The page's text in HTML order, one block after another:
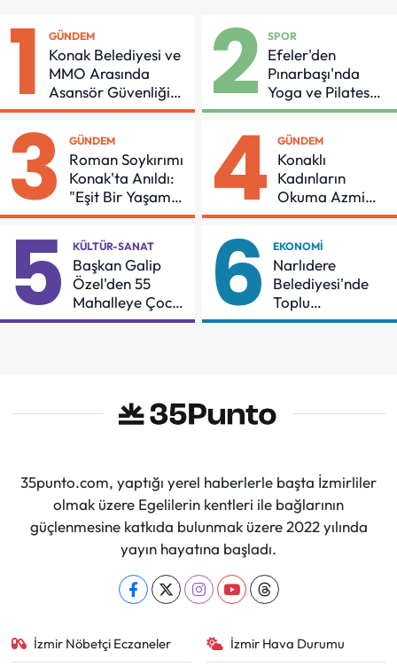
1 GÜNDEM
Konak Belediyesi ve
MMO Arasında
Asansör Güvenliği
İçin Önemli Protokol
2 SPOR
Efeler'den
Pınarbaşı'nda
Yoga ve Pilates
Buluşması
3 GÜNDEM
Roman Soykırımı
Konak'ta Anıldı:
"Eşit Bir Yaşam
İçin Mücadeleyi
4 GÜNDEM
Konaklı
Kadınların
Okuma Azmi
Örnek Oldu
5 KÜLTÜR-SANAT
Başkan Galip
Özel'den 55
Mahalleye Çocuk
Şenliği
6 EKONOMI
Narlıdere
Belediyesi'nde
Toplu
Sözleşmeye
35punto.com, yaptığı yerel haberlerle başta İzmirliler
olmak üzere Egelilerin kentleri ile bağlarının
güçlenmesine katkıda bulunmak üzere 2022 yılında
yayın hayatına başladı.
İzmir Nöbetçi Eczaneler İzmir Hava Durumu